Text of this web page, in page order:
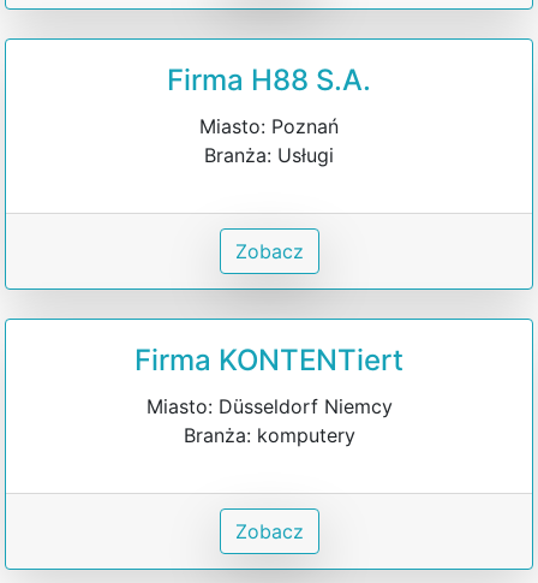
Firma H88 S.A.
Miasto: Poznań
Branża: Usługi
Zobacz
Firma KONTENTiert
Miasto: Düsseldorf Niemcy
Branża: komputery
Zobacz